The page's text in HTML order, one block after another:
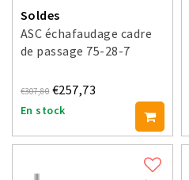
Soldes
ASC échafaudage cadre
de passage 75-28-7
€307,80 €257,73
En stock